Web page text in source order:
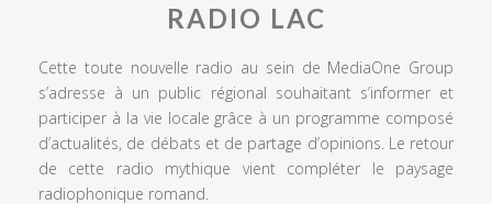
RADIO LAC
Cette toute nouvelle radio au sein de MediaOne Group
s’adresse à un public régional souhaitant s’informer et
participer à la vie locale grâce à un programme composé
d’actualités, de débats et de partage d’opinions. Le retour
de cette radio mythique vient compléter le paysage
radiophonique romand.